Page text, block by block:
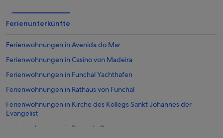
Ferienunterkünfte
Ferienwohnungen in Avenida do Mar
Ferienwohnungen in Casino von Madeira
Ferienwohnungen in Funchal Yachthafen
Ferienwohnungen in Rathaus von Funchal
Ferienwohnungen in Kirche des Kollegs Sankt Johannes der
Evangelist
Ferienwohnungen in Praça do Povo